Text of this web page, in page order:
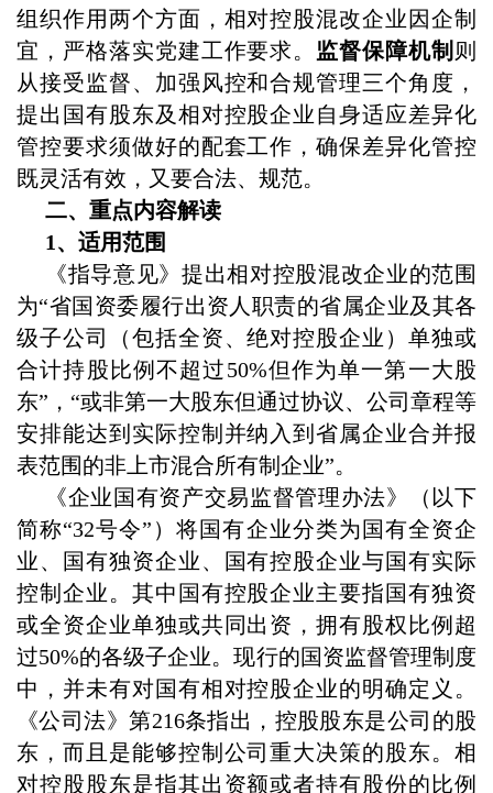
组织作用两个方面，相对控股混改企业因企制
宜，严格落实党建工作要求。 监督保障机制 则
从接受监督、加强风控和合规管理三个角度，
提出国有股东及相对控股企业自身适应差异化
管控要求须做好的配套工作，确保差异化管控
既灵活有效，又要合法、规范。
二、重点内容解读
1、适用范围
《指导意见》提出相对控股混改企业的范围
为“省国资委履行出资人职责的省属企业及其各
级子公司（包括全资、绝对控股企业）单独或
合计持股比例不超过50%但作为单一第一大股
东”，“或非第一大股东但通过协议、公司章程等
安排能达到实际控制并纳入到省属企业合并报
表范围的非上市混合所有制企业”。
《企业国有资产交易监督管理办法》（以下
简称“32号令” ）将国有企业分类为国有全资企
业、国有独资企业、国有控股企业与国有实际
控制企业。其中国有控股企业主要指国有独资
或全资企业单独或共同出资，拥有股权比例超
过50%的各级子企业。现行的国资监督管理制度
中，并未有对国有相对控股企业的明确定义。
《公司法》第216条指出，控股股东是公司的股
东，而且是能够控制公司重大决策的股东。相
对控股股东是指其出资额或者持有股份的比例